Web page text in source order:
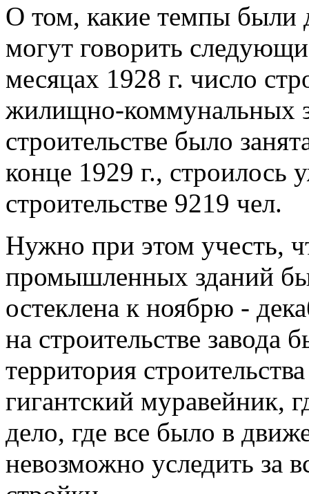
О том, какие темпы были
могут говорить
месяцах 1928 г. число
жилищно-коммунальных
строительстве было
конце 1929 г., строилось
строительстве 9219 чел.
Нужно при этом учесть,
промышленных зданий
остеклена к ноябрю -
на строительстве завода
территория
гигантский муравейник,
дело, где все было в
невозможно уследить за